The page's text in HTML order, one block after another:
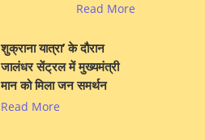
Read More
शुक्राना यात्रा’ के दौरान
जालंधर सेंट्रल में मुख्यमंत्री
मान को मिला जन समर्थन
Read More